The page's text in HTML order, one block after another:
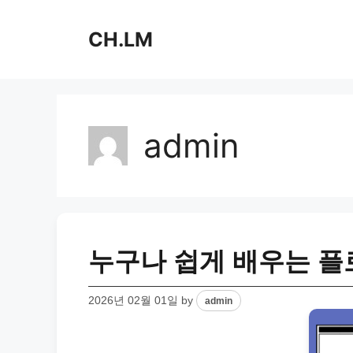
CH.LM
admin
누구나 쉽게 배우는 플
2026년 02월 01일 by admin